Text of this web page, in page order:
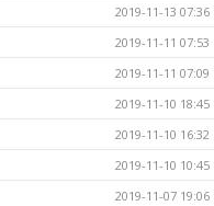
2019-11-13 07:36
2019-11-11 07:53
2019-11-11 07:09
2019-11-10 18:45
2019-11-10 16:32
2019-11-10 10:45
2019-11-07 19:06